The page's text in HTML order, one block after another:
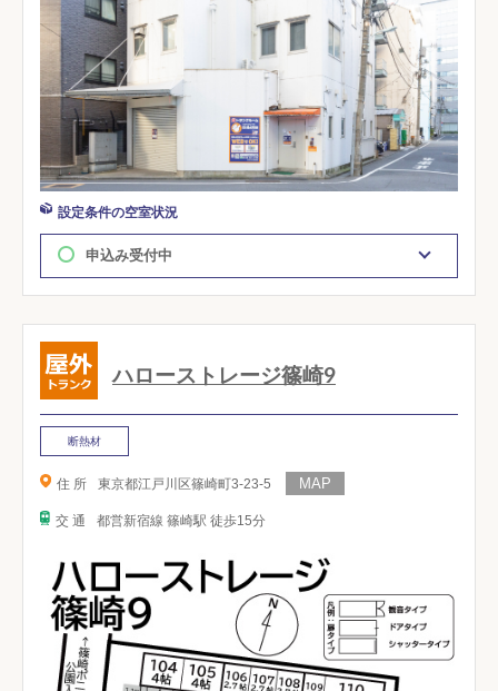
設定条件の空室状況
申込み受付中
ハローストレージ篠崎9
断熱材
住 所 東京都江戸川区篠崎町3-23-5
交 通 都営新宿線 篠崎駅 徒歩15分